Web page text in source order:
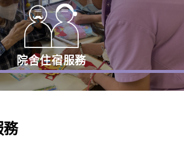
院舍住宿服務
務